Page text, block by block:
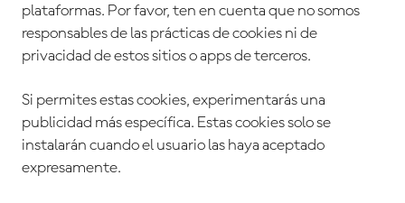
plataformas. Por favor, ten en cuenta que no somos
responsables de las prácticas de cookies ni de
privacidad de estos sitios o apps de terceros.
Si permites estas cookies, experimentarás una
publicidad más específica. Estas cookies solo se
instalarán cuando el usuario las haya aceptado
expresamente.